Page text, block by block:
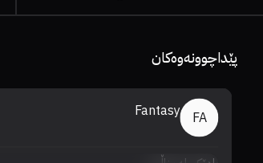
پێداچوونەوەکان
FA
Fantasy